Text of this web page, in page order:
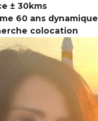
± 30kms
60 ans dynamique
colocation